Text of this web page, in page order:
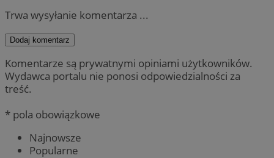
Trwa wysyłanie komentarza ...
Dodaj komentarz
Komentarze są prywatnymi opiniami użytkowników.
Wydawca portalu nie ponosi odpowiedzialności za
treść.
* pola obowiązkowe
Najnowsze
Popularne